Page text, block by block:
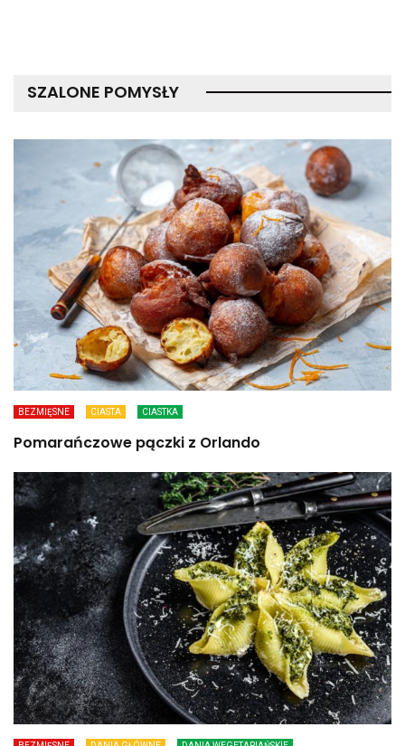
SZALONE POMYSŁY
BEZMIĘSNE CIASTA CIASTKA
Pomarańczowe pączki z Orlando